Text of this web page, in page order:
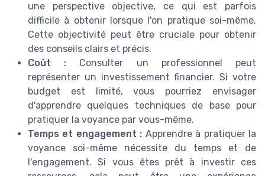
une perspective objective, ce qui est parfois
difficile à obtenir lorsque l'on pratique soi-même.
Cette objectivité peut être cruciale pour obtenir
des conseils clairs et précis.
Coût : Consulter un professionnel peut
représenter un investissement financier. Si votre
budget est limité, vous pourriez envisager
d'apprendre quelques techniques de base pour
pratiquer la voyance par vous-même.
Temps et engagement : Apprendre à pratiquer la
voyance soi-même nécessite du temps et de
l'engagement. Si vous êtes prêt à investir ces